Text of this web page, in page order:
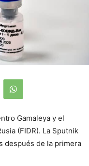
Gamaleya y el
(FIDR). La Sputnik
después de la primera